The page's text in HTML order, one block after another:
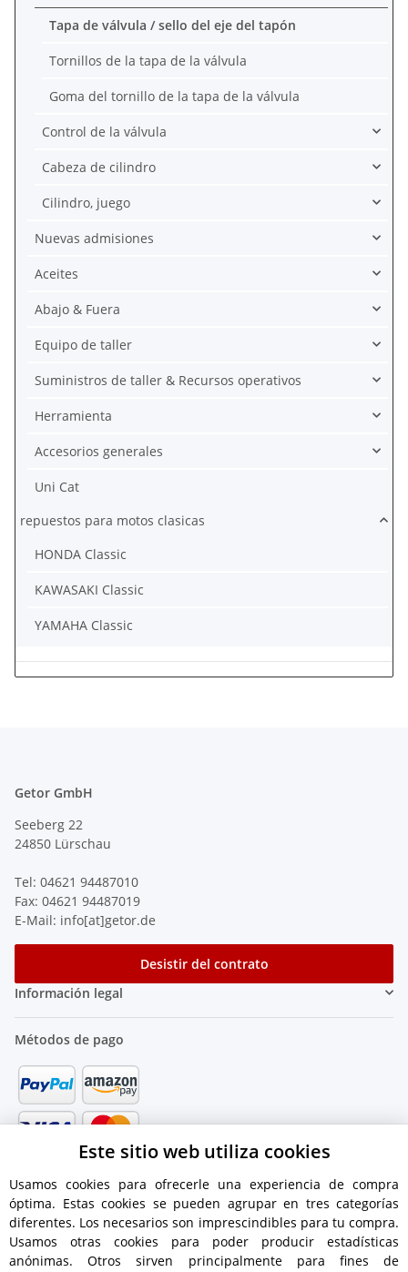
Tapa de válvula / sello del eje del tapón
Tornillos de la tapa de la válvula
Goma del tornillo de la tapa de la válvula
Control de la válvula
Cabeza de cilindro
Cilindro, juego
Nuevas admisiones
Aceites
Abajo & Fuera
Equipo de taller
Suministros de taller & Recursos operativos
Herramienta
Accesorios generales
Uni Cat
repuestos para motos clasicas
HONDA Classic
KAWASAKI Classic
YAMAHA Classic
Getor GmbH
Seeberg 22
24850 Lürschau
Tel: 04621 94487010
Fax: 04621 94487019
E-Mail: info[at]getor.de
Desistir del contrato
Información legal
Métodos de pago
Este sitio web utiliza cookies
Usamos cookies para ofrecerle una experiencia de compra
óptima. Estas cookies se pueden agrupar en tres categorías
diferentes. Los necesarios son imprescindibles para tu compra.
Usamos otras cookies para poder producir estadísticas
anónimas. Otros sirven principalmente para fines de